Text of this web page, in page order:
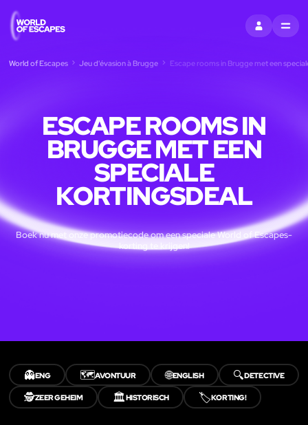
S'INSCRIREMENU
World of Escapes Jeu d'évasion à Brugge Escape rooms in Brugge met een
ESCAPE ROOMS IN
BRUGGE MET EEN
SPECIALE
KORTINGSDEAL
Boek nu met onze promotiecode om een speciale World of Escapes-
korting te krijgen!
👻ENG 🗺️AVONTUUR 🌐ENGLISH 🔍DETECTIVE
🕵️ZEER GEHEIM 🏛️HISTORISCH 🏷️KORTING!